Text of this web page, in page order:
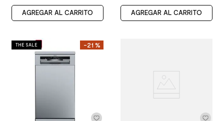
AGREGAR AL CARRITO AGREGAR AL CARRITO
-21 %
THE SALE